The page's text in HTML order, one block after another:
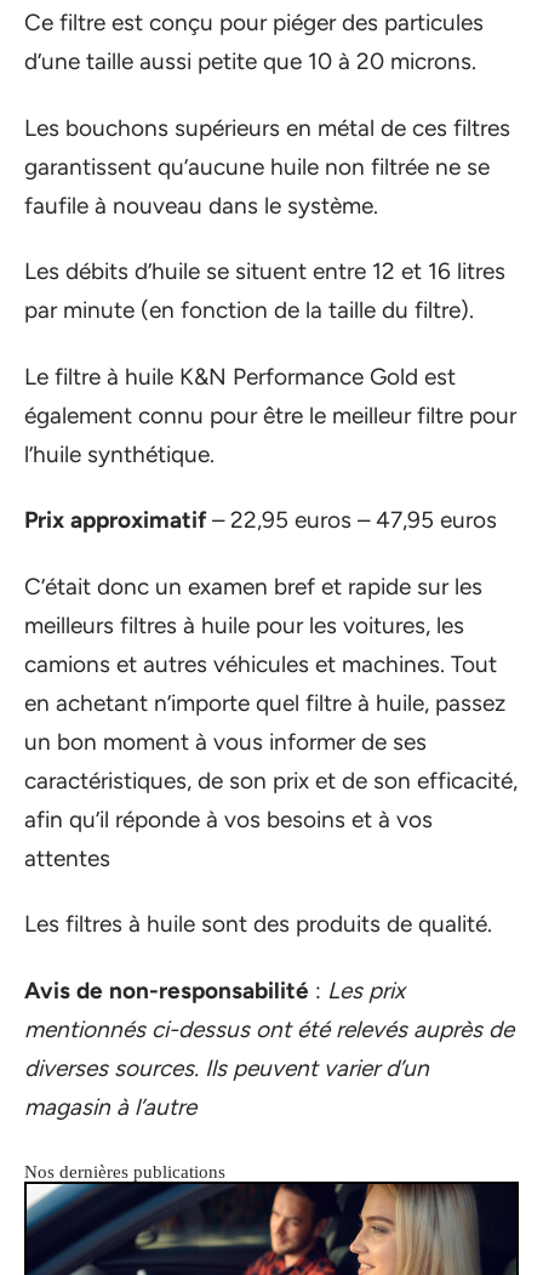
Ce filtre est conçu pour piéger des particules
d’une taille aussi petite que 10 à 20 microns.
Les bouchons supérieurs en métal de ces filtres
garantissent qu’aucune huile non filtrée ne se
faufile à nouveau dans le système.
Les débits d’huile se situent entre 12 et 16 litres
par minute (en fonction de la taille du filtre).
Le filtre à huile K&N Performance Gold est
également connu pour être le meilleur filtre pour
l’huile synthétique.
Prix approximatif– 22,95 euros – 47,95 euros
C’était donc un examen bref et rapide sur les
meilleurs filtres à huile pour les voitures, les
camions et autres véhicules et machines. Tout
en achetant n’importe quel filtre à huile, passez
un bon moment à vous informer de ses
caractéristiques, de son prix et de son efficacité,
afin qu’il réponde à vos besoins et à vos
attentes
Les filtres à huile sont des produits de qualité.
Avis de non-responsabilité : Les prix
mentionnés ci-dessus ont été relevés auprès de
diverses sources. Ils peuvent varier d’un
magasin à l’autre
Nos dernières publications